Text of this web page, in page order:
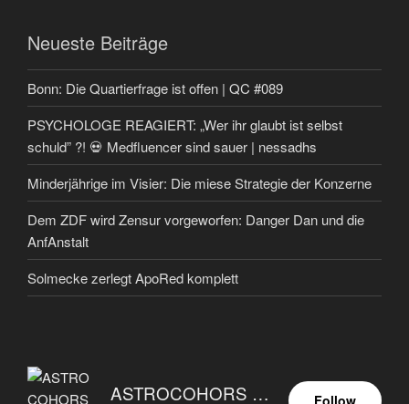
Neueste Beiträge
Bonn: Die Quartierfrage ist offen | QC #089
PSYCHOLOGE REAGIERT: „Wer ihr glaubt ist selbst
schuld” ?! 💀 Medfluencer sind sauer | nessadhs
Minderjährige im Visier: Die miese Strategie der Konzerne
Dem ZDF wird Zensur vorgeworfen: Danger Dan und die
AnfAnstalt
Solmecke zerlegt ApoRed komplett
ASTROCOHORS EUNOIA ULTIMA